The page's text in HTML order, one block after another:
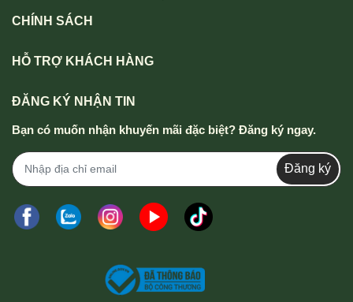
CHÍNH SÁCH
HỖ TRỢ KHÁCH HÀNG
ĐĂNG KÝ NHẬN TIN
Bạn có muốn nhận khuyến mãi đặc biệt? Đăng ký ngay.
Đăng ký